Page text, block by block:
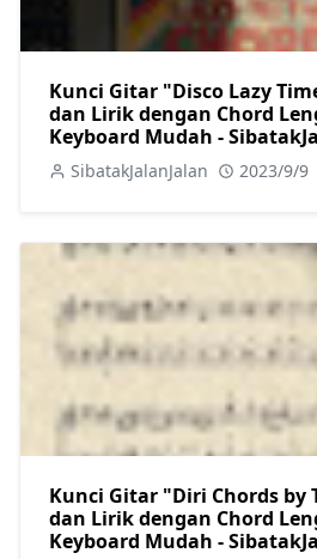
Kunci Gitar "Disco Lazy
dan Lirik dengan Chord
Keyboard Mudah -
SibatakJalanJalan 2023/9/9
Kunci Gitar "Diri Chords by
dan Lirik dengan Chord
Keyboard Mudah -